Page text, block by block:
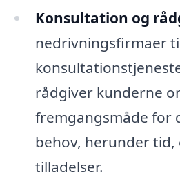
Konsultation og
nedrivningsfirmaer
rådgiver kunderne
fremgangsmåde for
behov, herunder
tilladelser.